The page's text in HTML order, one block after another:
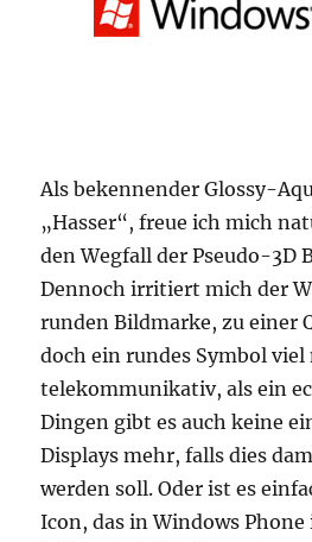
Als bekennender Glossy-
„Hasser“, freue ich mich
den Wegfall der Pseudo-3D
Dennoch irritiert mich der
runden Bildmarke, zu einer
doch ein rundes Symbol viel
telekommunikativ, als ein
Dingen gibt es auch keine
Displays mehr, falls dies
werden soll. Oder ist es
Icon, das in Windows